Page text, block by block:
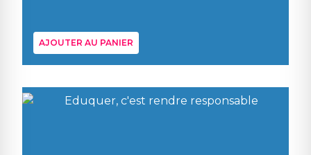
AJOUTER AU PANIER